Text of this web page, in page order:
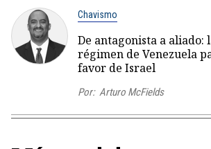
Chavismo
De antagonista a aliado:
régimen de Venezuela
favor de Israel
Por: Arturo McFields